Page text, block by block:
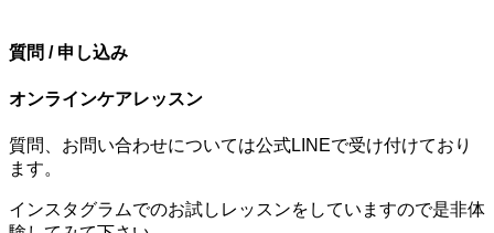
質問 / 申し込み
オンラインケアレッスン
質問、お問い合わせについては公式LINEで受け付けており
ます。
インスタグラムでのお試しレッスンをしていますので是非体